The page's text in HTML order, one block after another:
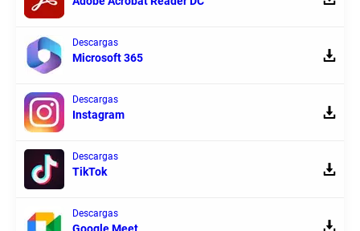
Descargas
Microsoft 365
Descargas
Instagram
Descargas
TikTok
Descargas
Google Meet